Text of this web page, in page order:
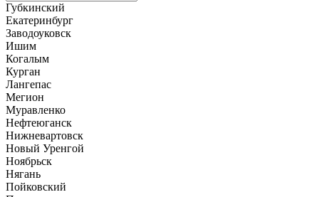
Губкинский
Екатеринбург
Заводоуковск
Ишим
Когалым
Курган
Лангепас
Мегион
Муравленко
Нефтеюганск
Нижневартовск
Новый Уренгой
Ноябрьск
Нягань
Пойковский